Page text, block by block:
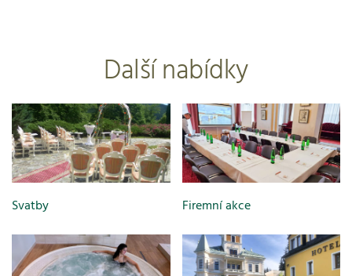
Další nabídky
Svatby Firemní akce